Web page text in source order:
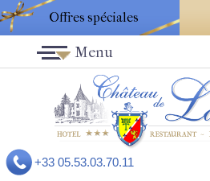
Offres spéciales
+33 05.53.03.70.11
Menu